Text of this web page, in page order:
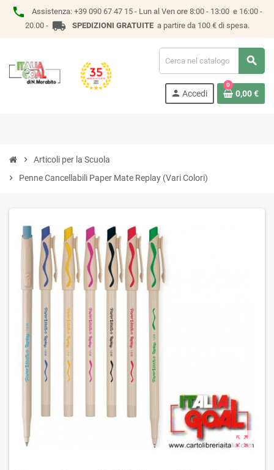
phone Assistenza: +39 090 67 47 15 - Lun al Ven ore 8:00 - 13:00 e 16:00 -
20.00 - local_shipping SPEDIZIONI GRATUITEa partire da 100 € di spesa.
search
person Accedi
0
0,00 €
chevron_right
Articoli per la Scuola
chevron_right
Penne Cancellabili Paper Mate Replay (Vari Colori)
zoom_out_map